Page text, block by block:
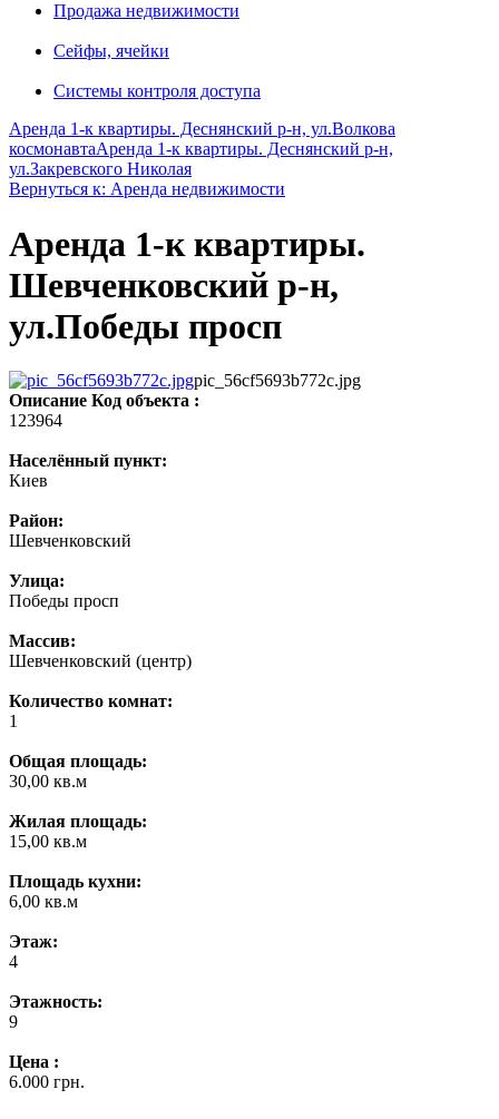
Продажа недвижимости
Сейфы, ячейки
Системы контроля доступа
Аренда 1-к квартиры. Деснянский р-н, ул.Волкова
космонавтаАренда 1-к квартиры. Деснянский р-н,
ул.Закревского Николая
Вернуться к: Аренда недвижимости
Аренда 1-к квартиры.
Шевченковский р-н,
ул.Победы просп
pic_56cf5693b772c.jpg
Описание Код объекта :
123964
Населённый пункт:
Киев
Район:
Шевченковский
Улица:
Победы просп
Массив:
Шевченковский (центр)
Количество комнат:
1
Общая площадь:
30,00 кв.м
Жилая площадь:
15,00 кв.м
Площадь кухни:
6,00 кв.м
Этаж:
4
Этажность:
9
Цена :
6.000 грн.